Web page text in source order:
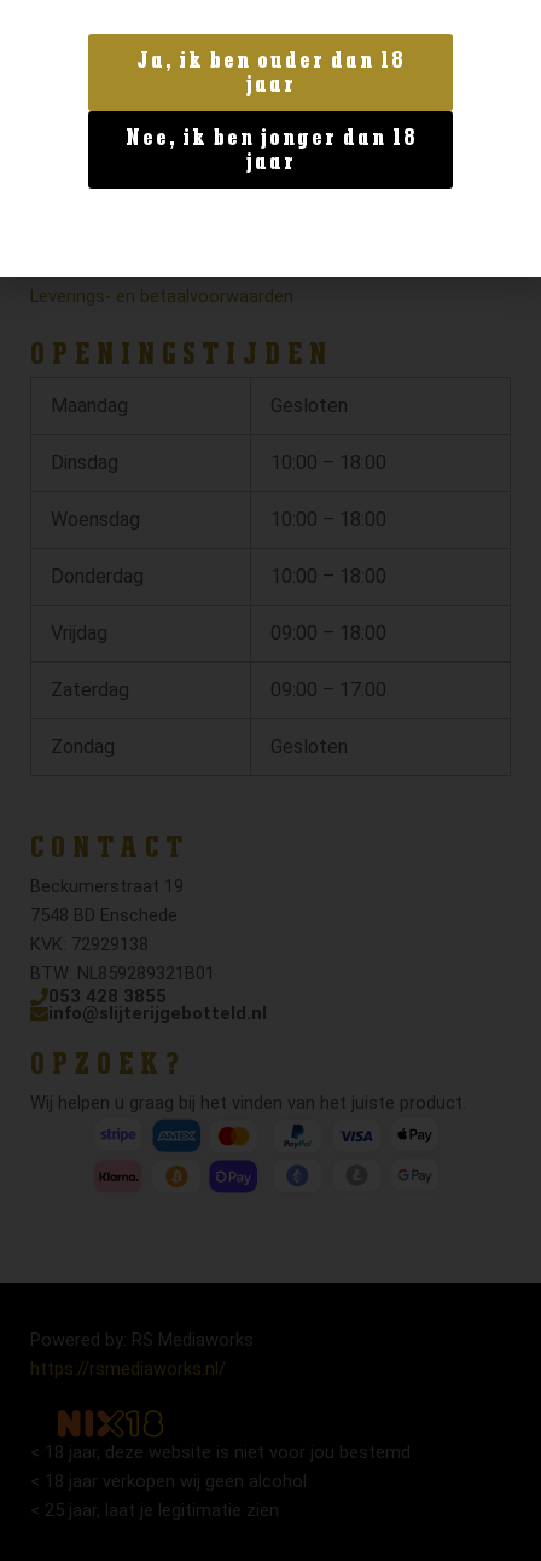
Leverings- en betaalvoorwaarden
OPENINGSTIJDEN
Maandag Gesloten
Dinsdag 10:00 – 18:00
Woensdag 10:00 – 18:00
Donderdag 10:00 – 18:00
Vrijdag 09:00 – 18:00
Zaterdag 09:00 – 17:00
Zondag Gesloten
CONTACT
Beckumerstraat 19
7548 BD Enschede
KVK: 72929138
BTW: NL859289321B01
053 428 3855
info@slijterijgebotteld.nl
OPZOEK?
Wij helpen u graag bij het vinden van het juiste product.
Powered by: RS Mediaworks
https://rsmediaworks.nl/
< 18 jaar, deze website is niet voor jou bestemd
< 18 jaar verkopen wij geen alcohol
< 25 jaar, laat je legitimatie zien
Ja, ik ben ouder dan 18
jaar
Nee, ik ben jonger dan 18
jaar